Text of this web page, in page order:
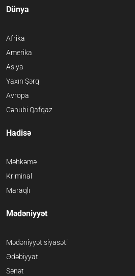
Dünya
Afrika
Amerika
Asiya
Yaxın Şərq
Avropa
Cənubi Qafqaz
Hadisə
Məhkəmə
Kriminal
Maraqlı
Mədəniyyət
Mədəniyyət siyasəti
Ədəbiyyat
Sənət